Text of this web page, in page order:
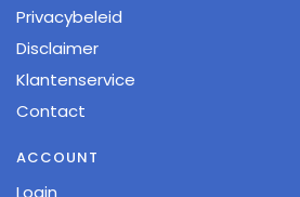
Privacybeleid
Disclaimer
Klantenservice
Contact
ACCOUNT
Login